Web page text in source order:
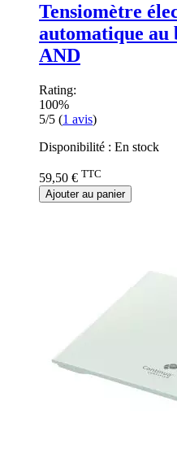
Tensiomètre
automatique au
AND
Rating:
100%
5/5 (1 avis)
Disponibilité : En stock
59,50 € TTC
Ajouter au panier